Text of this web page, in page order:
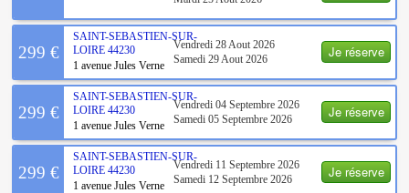
Je réserve
299 €
SAINT-SEBASTIEN-SUR-
LOIRE 44230
1 avenue Jules Verne
Vendredi 28 Aout 2026
Samedi 29 Aout 2026
Je réserve
299 €
SAINT-SEBASTIEN-SUR-
LOIRE 44230
1 avenue Jules Verne
Vendredi 04 Septembre 2026
Samedi 05 Septembre 2026
Je réserve
299 €
SAINT-SEBASTIEN-SUR-
LOIRE 44230
1 avenue Jules Verne
Vendredi 11 Septembre 2026
Samedi 12 Septembre 2026